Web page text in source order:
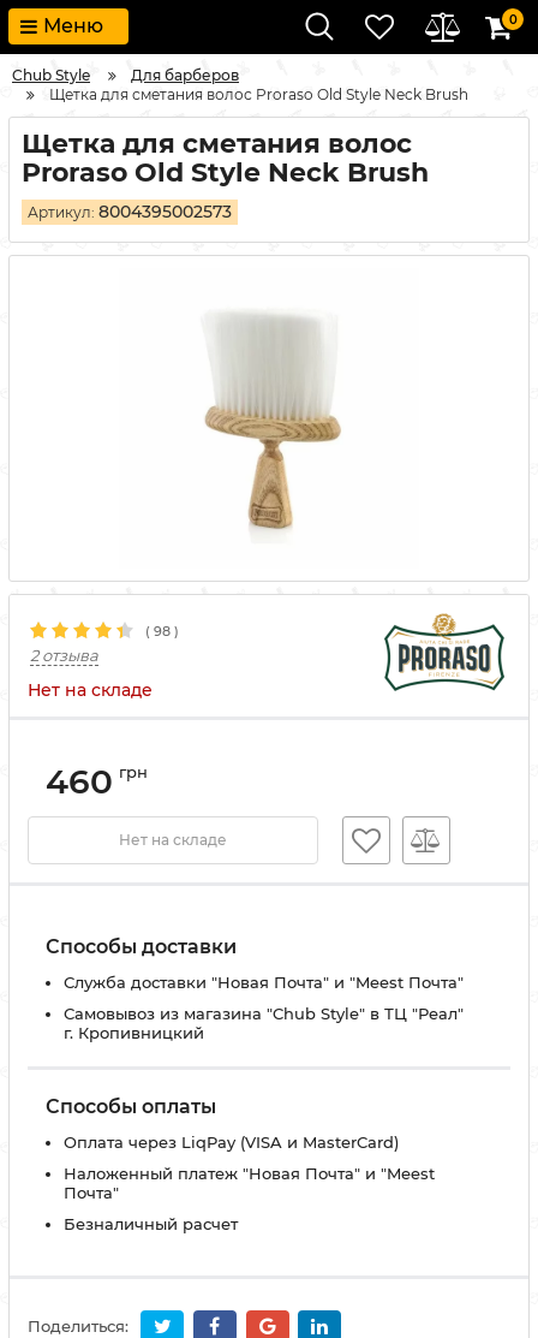
Меню 0
Chub Style
Для барберов
Щетка для сметания волос Proraso Old Style Neck Brush
Щетка для сметания волос
Proraso Old Style Neck Brush
Артикул: 8004395002573
( 98 )
2 отзыва
Нет на складе
460 грн
Нет на складе
Способы доставки
Служба доставки "Новая Почта" и "Meest Почта"
Самовывоз из магазина "Chub Style" в ТЦ "Реал"
г. Кропивницкий
Способы оплаты
Оплата через LiqPay (VISA и MasterCard)
Наложенный платеж "Новая Почта" и "Meest
Почта"
Безналичный расчет
Поделиться: